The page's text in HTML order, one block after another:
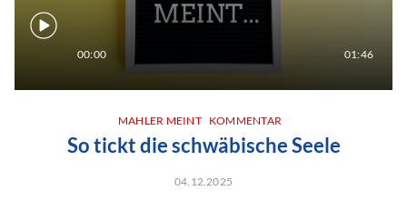
00:00 01:46
MAHLER MEINT KOMMENTAR
So tickt die schwäbische Seele
04.12.2025